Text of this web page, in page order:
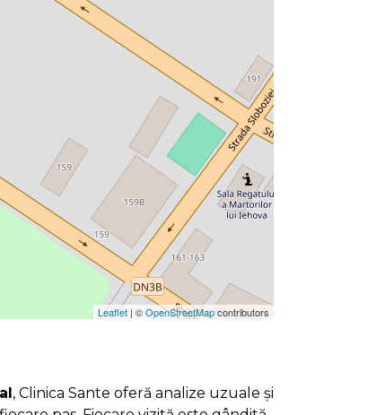
Leaflet | ©OpenStreetMapcontributors
, Clinica Sante oferă analize uzuale și